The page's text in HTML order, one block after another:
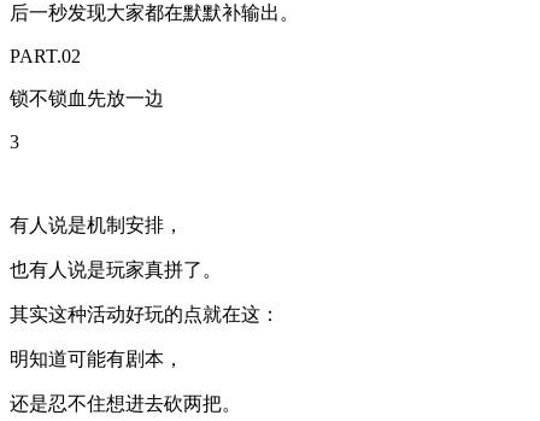
后一秒发现大家都在默默补输出。
PART.02
锁不锁血先放一边
3
有人说是机制安排，
也有人说是玩家真拼了。
其实这种活动好玩的点就在这：
明知道可能有剧本，
还是忍不住想进去砍两把。